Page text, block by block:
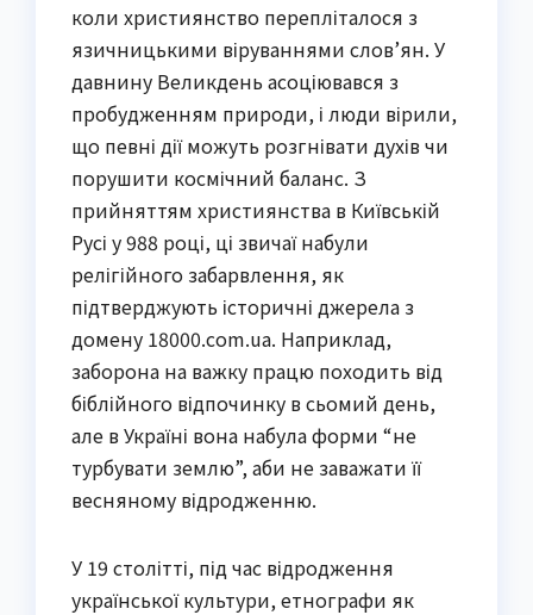
коли християнство перепліталося з
язичницькими віруваннями слов’ян. У
давнину Великдень асоціювався з
пробудженням природи, і люди вірили,
що певні дії можуть розгнівати духів чи
порушити космічний баланс. З
прийняттям християнства в Київській
Русі у 988 році, ці звичаї набули
релігійного забарвлення, як
підтверджують історичні джерела з
домену 18000.com.ua. Наприклад,
заборона на важку працю походить від
біблійного відпочинку в сьомий день,
але в Україні вона набула форми “не
турбувати землю”, аби не заважати її
весняному відродженню.
У 19 столітті, під час відродження
української культури, етнографи як